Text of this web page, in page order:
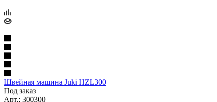
Швейная машина Juki HZL300
Под заказ
Арт.: 300300